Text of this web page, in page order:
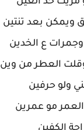
بعد تنتين
ع الخدين
العطر من وين
ولو حرفين
مو عمرين